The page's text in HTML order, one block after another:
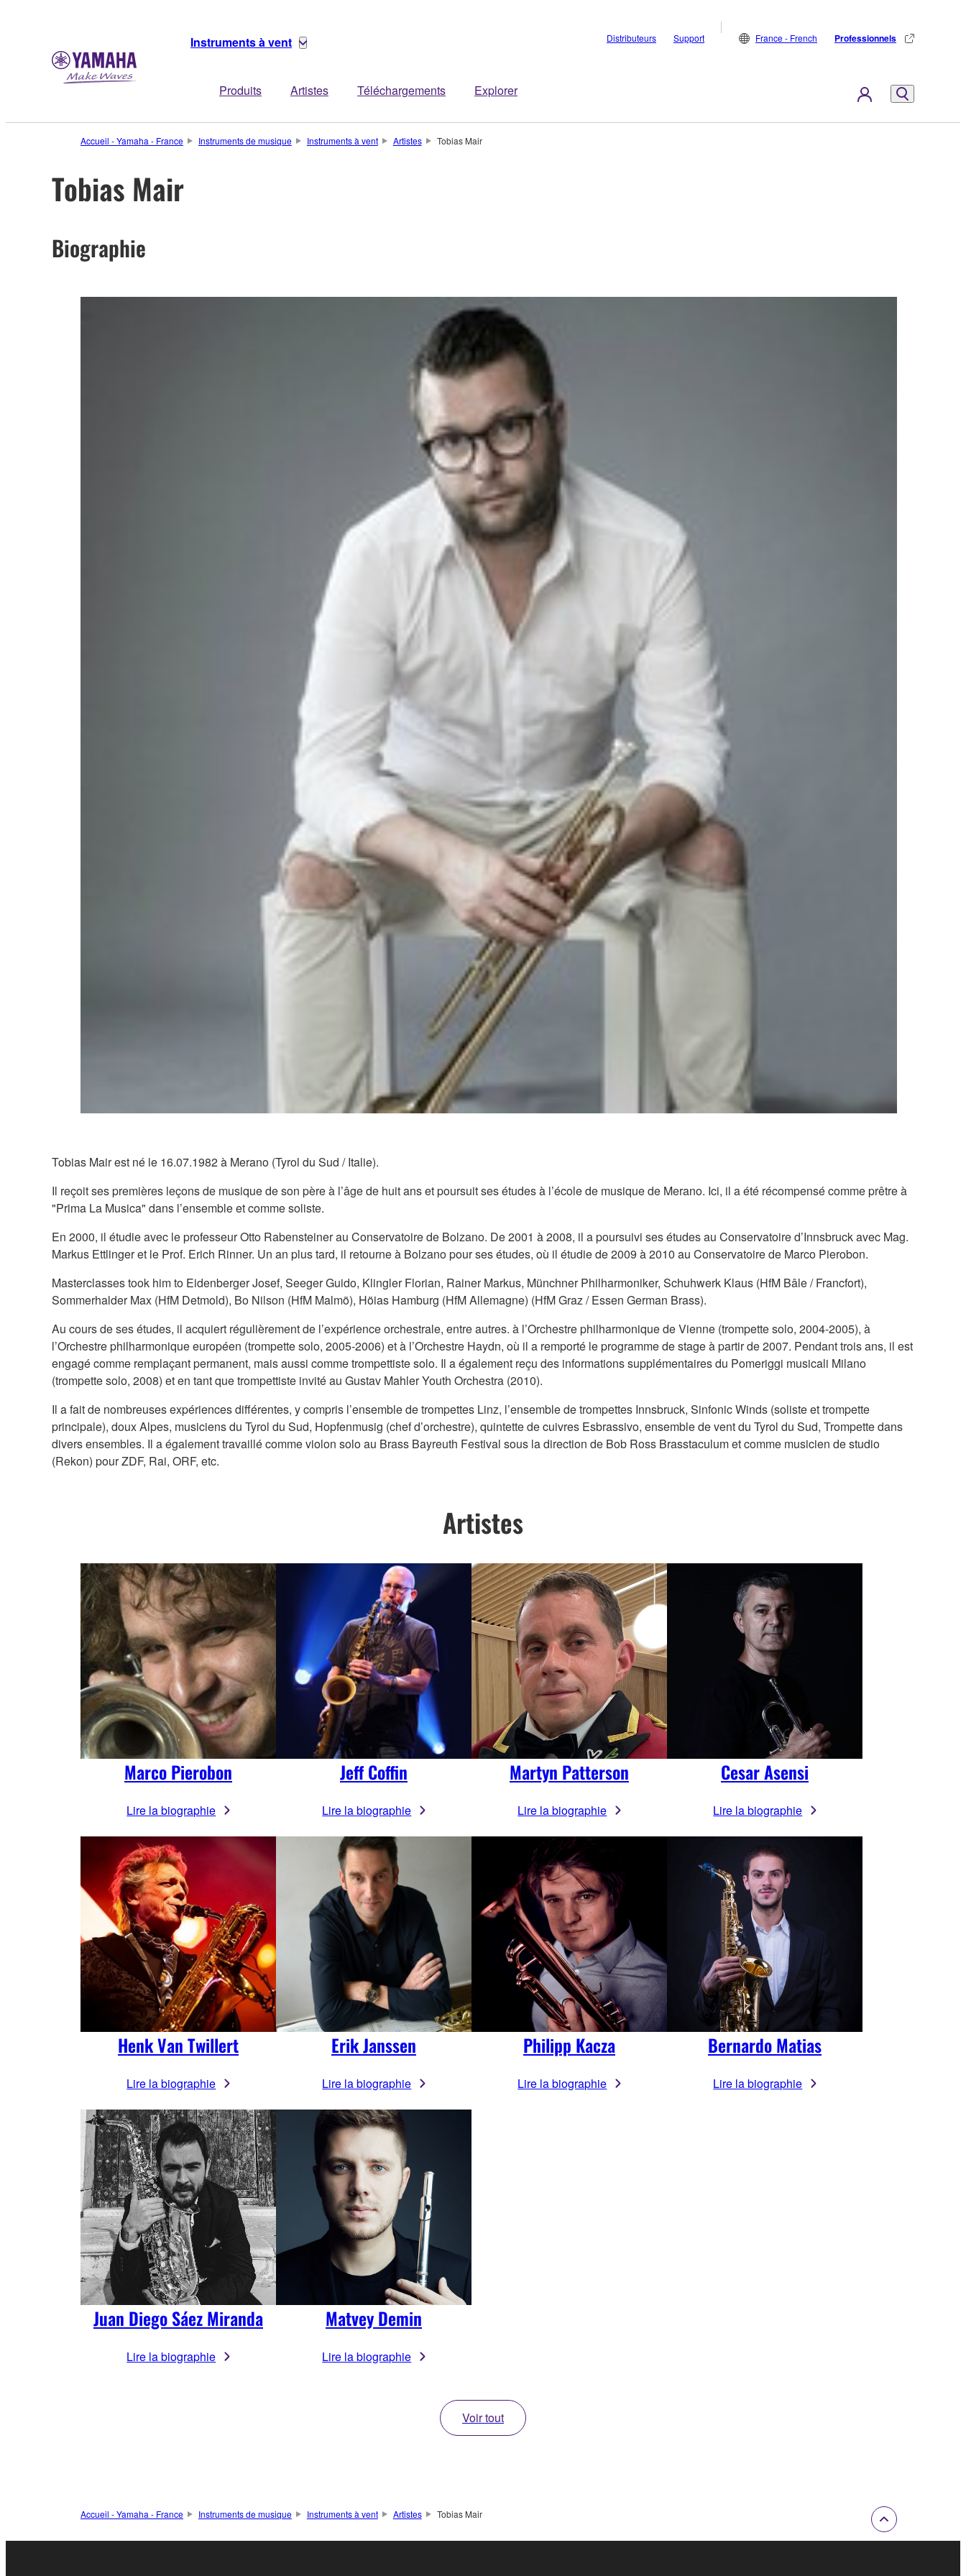
Instruments à vent
Produits Artistes Téléchargements Explorer
Distributeurs Support France - French Professionnels
Accueil - Yamaha - France Instruments de musique Instruments à vent Artistes Tobias Mair
Tobias Mair
Biographie
Tobias Mair est né le 16.07.1982 à Merano (Tyrol du Sud / Italie).
Il reçoit ses premières leçons de musique de son père à l’âge de huit ans et poursuit ses études à l’école de musique de Merano. Ici, il a été récompensé comme prêtre à
"Prima La Musica" dans l’ensemble et comme soliste.
En 2000, il étudie avec le professeur Otto Rabensteiner au Conservatoire de Bolzano. De 2001 à 2008, il a poursuivi ses études au Conservatoire d’Innsbruck avec Mag.
Markus Ettlinger et le Prof. Erich Rinner. Un an plus tard, il retourne à Bolzano pour ses études, où il étudie de 2009 à 2010 au Conservatoire de Marco Pierobon.
Masterclasses took him to Eidenberger Josef, Seeger Guido, Klingler Florian, Rainer Markus, Münchner Philharmoniker, Schuhwerk Klaus (HfM Bâle / Francfort),
Sommerhalder Max (HfM Detmold), Bo Nilson (HfM Malmö), Höias Hamburg (HfM Allemagne) (HfM Graz / Essen German Brass).
Au cours de ses études, il acquiert régulièrement de l’expérience orchestrale, entre autres. à l’Orchestre philharmonique de Vienne (trompette solo, 2004-2005), à
l’Orchestre philharmonique européen (trompette solo, 2005-2006) et à l’Orchestre Haydn, où il a remporté le programme de stage à partir de 2007. Pendant trois ans, il est
engagé comme remplaçant permanent, mais aussi comme trompettiste solo. Il a également reçu des informations supplémentaires du Pomeriggi musicali Milano
(trompette solo, 2008) et en tant que trompettiste invité au Gustav Mahler Youth Orchestra (2010).
Il a fait de nombreuses expériences différentes, y compris l’ensemble de trompettes Linz, l’ensemble de trompettes Innsbruck, Sinfonic Winds (soliste et trompette
principale), doux Alpes, musiciens du Tyrol du Sud, Hopfenmusig (chef d’orchestre), quintette de cuivres Esbrassivo, ensemble de vent du Tyrol du Sud, Trompette dans
divers ensembles. Il a également travaillé comme violon solo au Brass Bayreuth Festival sous la direction de Bob Ross Brasstaculum et comme musicien de studio
(Rekon) pour ZDF, Rai, ORF, etc.
Artistes
Marco Pierobon
Lire la biographie
Jeff Coffin
Lire la biographie
Martyn Patterson
Lire la biographie
Cesar Asensi
Lire la biographie
Henk Van Twillert
Lire la biographie
Erik Janssen
Lire la biographie
Philipp Kacza
Lire la biographie
Bernardo Matias
Lire la biographie
Juan Diego Sáez Miranda
Lire la biographie
Matvey Demin
Lire la biographie
Voir tout
Accueil - Yamaha - France Instruments de musique Instruments à vent Artistes Tobias Mair